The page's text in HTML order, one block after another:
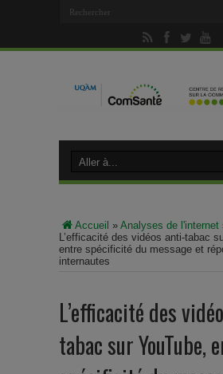
Accueil » Analyses de l'internet
L’efficacité des vidéos anti-tabac
entre spécificité du message et
internautes
L’efficacité des
tabac sur YouTube,